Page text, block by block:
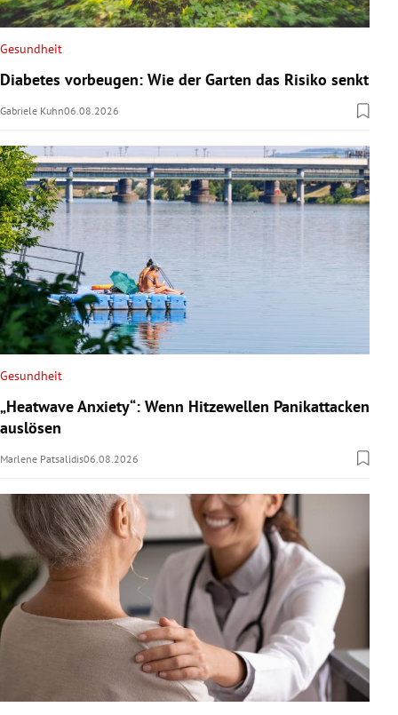
Gesundheit
Diabetes vorbeugen: Wie der Garten das Risiko senkt
Gabriele Kuhn06.08.2026
Gesundheit
„Heatwave Anxiety“: Wenn Hitzewellen Panikattacken
auslösen
Marlene Patsalidis06.08.2026